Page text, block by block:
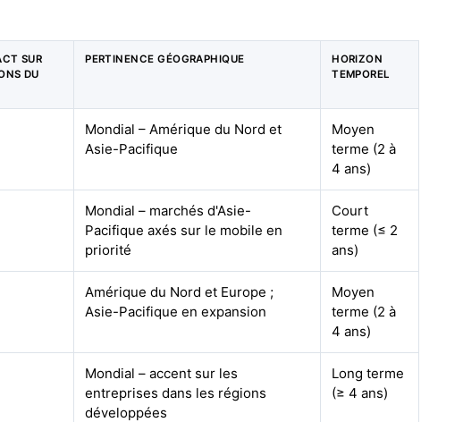
SUR
DU
PERTINENCE GÉOGRAPHIQUE
HORIZON
TEMPOREL
Mondial – Amérique du Nord et
Asie-Pacifique
Moyen
terme (2 à
4 ans)
Mondial – marchés d'Asie-
Pacifique axés sur le mobile en
priorité
Court
terme (≤ 2
ans)
Amérique du Nord et Europe ;
Asie-Pacifique en expansion
Moyen
terme (2 à
4 ans)
Mondial – accent sur les
entreprises dans les régions
développées
Long terme
(≥ 4 ans)